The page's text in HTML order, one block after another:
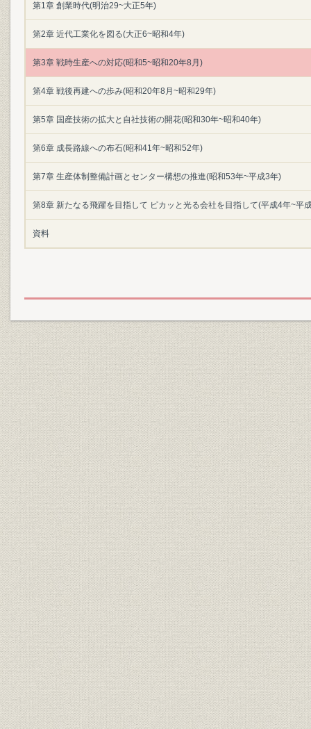
第1章 創業時代(明治29~大正5年)
第2章 近代工業化を図る(大正6~昭和4年)
第3章 戦時生産への対応(昭和5~昭和20年8月)
第4章 戦後再建への歩み(昭和20年8月~昭和29年)
第5章 国産技術の拡大と自社技術の開花(昭和30年~昭和40年)
第6章 成長路線への布石(昭和41年~昭和52年)
第7章 生産体制整備計画とセンター構想の推進(昭和53年~平成3年)
第8章 新たなる飛躍を目指して ピカッと光る会社を目指して(平成4年~平
資料